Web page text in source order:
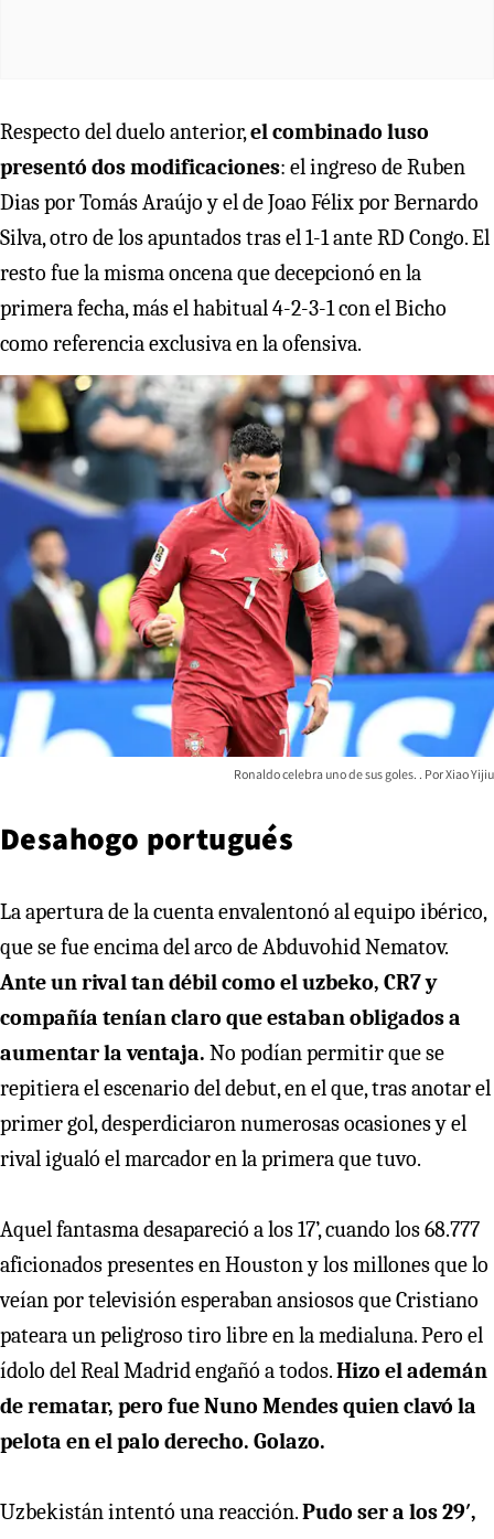
Respecto del duelo anterior,el combinado luso
presentó dos modificaciones: el ingreso de Ruben
Dias por Tomás Araújo y el de Joao Félix por Bernardo
Silva, otro de los apuntados tras el 1-1 ante RD Congo. El
resto fue la misma oncena que decepcionó en la
primera fecha, más el habitual 4-2-3-1 con el Bicho
como referencia exclusiva en la ofensiva.
Ronaldo celebra uno de sus goles. Xiao Yijiu
Desahogo portugués
La apertura de la cuenta envalentonó al equipo ibérico,
que se fue encima del arco de Abduvohid Nematov.
Ante un rival tan débil como el uzbeko, CR7 y
compañía tenían claro que estaban obligados a
aumentar la ventaja. No podían permitir que se
repitiera el escenario del debut, en el que, tras anotar el
primer gol, desperdiciaron numerosas ocasiones y el
rival igualó el marcador en la primera que tuvo.
Aquel fantasma desapareció a los 17’, cuando los 68.777
aficionados presentes en Houston y los millones que lo
veían por televisión esperaban ansiosos que Cristiano
pateara un peligroso tiro libre en la medialuna. Pero el
ídolo del Real Madrid engañó a todos.Hizo el ademán
de rematar, pero fue Nuno Mendes quien clavó la
pelota en el palo derecho. Golazo.
Uzbekistán intentó una reacción.Pudo ser a los 29′,